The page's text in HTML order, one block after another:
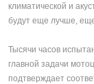
климатической и
будут еще лучше,
Тысячи часов
главной задачи
подтверждает